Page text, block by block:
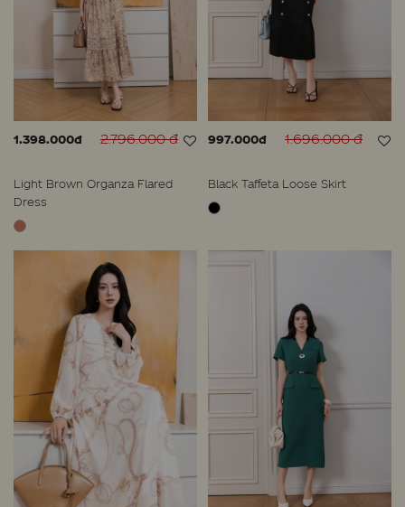
1.398.000đ 2.796.000 đ
Light Brown Organza Flared
Dress
997.000đ 1.696.000 đ
Black Taffeta Loose Skirt